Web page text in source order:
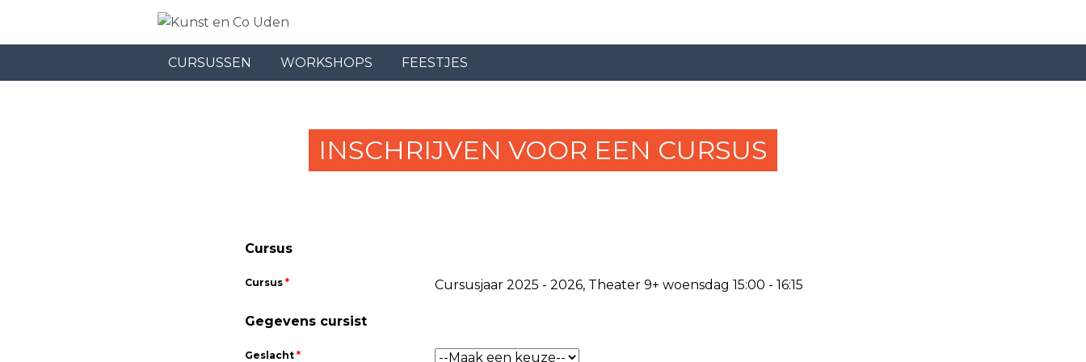
CURSUSSEN WORKSHOPS FEESTJES
INSCHRIJVEN VOOR EEN CURSUS
Cursus
Cursus * Cursusjaar 2025 - 2026, Theater 9+ woensdag 15:00 - 16:15
Gegevens cursist
Geslacht *